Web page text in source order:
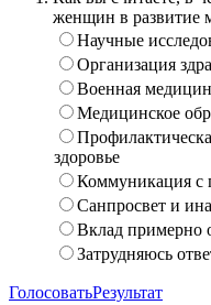
женщин в развитие
Научные
Организация
Военная
Медицинское
здоровье
Коммуникация с
Санпросвет и
Вклад примерно
Затрудняюсь
ГолосоватьРезультат